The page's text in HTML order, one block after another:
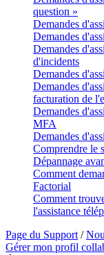
question »
Demandes
Demandes
Demandes
d'incidents
Demandes
Demandes
facturation de
Demandes
MFA
Demandes
Comprendre le
Dépannage
Comment
Factorial
Comment
l'assistance
Page du Support /
Gérer mon profil